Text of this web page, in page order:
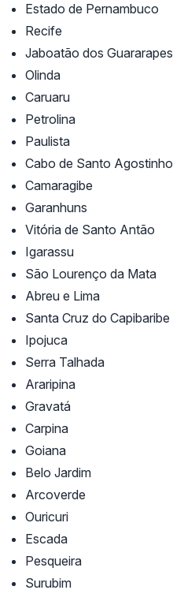
Estado de Pernambuco
Recife
Jaboatão dos Guararapes
Olinda
Caruaru
Petrolina
Paulista
Cabo de Santo Agostinho
Camaragibe
Garanhuns
Vitória de Santo Antão
Igarassu
São Lourenço da Mata
Abreu e Lima
Santa Cruz do Capibaribe
Ipojuca
Serra Talhada
Araripina
Gravatá
Carpina
Goiana
Belo Jardim
Arcoverde
Ouricuri
Escada
Pesqueira
Surubim